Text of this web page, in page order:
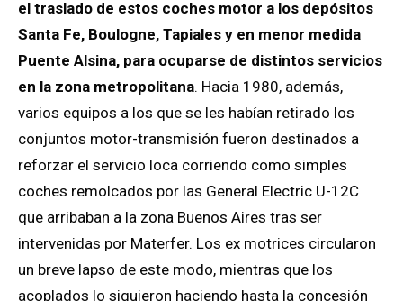
el traslado de estos coches motor a los depósitos
Santa Fe, Boulogne, Tapiales y en menor medida
Puente Alsina, para ocuparse de distintos servicios
en la zona metropolitana. Hacia 1980, además,
varios equipos a los que se les habían retirado los
conjuntos motor-transmisión fueron destinados a
reforzar el servicio loca corriendo como simples
coches remolcados por las General Electric U-12C
que arribaban a la zona Buenos Aires tras ser
intervenidas por Materfer. Los ex motrices circularon
un breve lapso de este modo, mientras que los
acoplados lo siguieron haciendo hasta la concesión